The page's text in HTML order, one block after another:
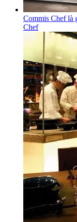
Commis Chef là
Chef